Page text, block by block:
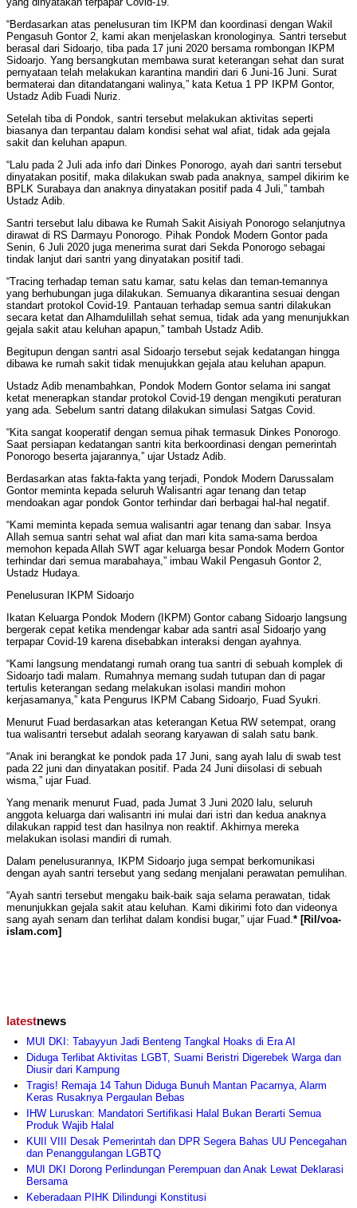
“Berdasarkan atas penelusuran tim IKPM dan koordinasi dengan Wakil
Pengasuh Gontor 2, kami akan menjelaskan kronologinya. Santri tersebut
berasal dari Sidoarjo, tiba pada 17 juni 2020 bersama rombongan IKPM
Sidoarjo. Yang bersangkutan membawa surat keterangan sehat dan surat
pernyataan telah melakukan karantina mandiri dari 6 Juni-16 Juni. Surat
bermaterai dan ditandatangani walinya,” kata Ketua 1 PP IKPM Gontor,
Ustadz Adib Fuadi Nuriz.
Setelah tiba di Pondok, santri tersebut melakukan aktivitas seperti
biasanya dan terpantau dalam kondisi sehat wal afiat, tidak ada gejala
sakit dan keluhan apapun.
“Lalu pada 2 Juli ada info dari Dinkes Ponorogo, ayah dari santri tersebut
dinyatakan positif, maka dilakukan swab pada anaknya, sampel dikirim ke
BPLK Surabaya dan anaknya dinyatakan positif pada 4 Juli,” tambah
Ustadz Adib.
Santri tersebut lalu dibawa ke Rumah Sakit Aisiyah Ponorogo selanjutnya
dirawat di RS Darmayu Ponorogo. Pihak Pondok Modern Gontor pada
Senin, 6 Juli 2020 juga menerima surat dari Sekda Ponorogo sebagai
tindak lanjut dari santri yang dinyatakan positif tadi.
“Tracing terhadap teman satu kamar, satu kelas dan teman-temannya
yang berhubungan juga dilakukan. Semuanya dikarantina sesuai dengan
standart protokol Covid-19. Pantauan terhadap semua santri dilakukan
secara ketat dan Alhamdulillah sehat semua, tidak ada yang menunjukkan
gejala sakit atau keluhan apapun,” tambah Ustadz Adib.
Begitupun dengan santri asal Sidoarjo tersebut sejak kedatangan hingga
dibawa ke rumah sakit tidak menujukkan gejala atau keluhan apapun.
Ustadz Adib menambahkan, Pondok Modern Gontor selama ini sangat
ketat menerapkan standar protokol Covid-19 dengan mengikuti peraturan
yang ada. Sebelum santri datang dilakukan simulasi Satgas Covid.
“Kita sangat kooperatif dengan semua pihak termasuk Dinkes Ponorogo.
Saat persiapan kedatangan santri kita berkoordinasi dengan pemerintah
Ponorogo beserta jajarannya,” ujar Ustadz Adib.
Berdasarkan atas fakta-fakta yang terjadi, Pondok Modern Darussalam
Gontor meminta kepada seluruh Walisantri agar tenang dan tetap
mendoakan agar pondok Gontor terhindar dari berbagai hal-hal negatif.
“Kami meminta kepada semua walisantri agar tenang dan sabar. Insya
Allah semua santri sehat wal afiat dan mari kita sama-sama berdoa
memohon kepada Allah SWT agar keluarga besar Pondok Modern Gontor
terhindar dari semua marabahaya,” imbau Wakil Pengasuh Gontor 2,
Ustadz Hudaya.
Penelusuran IKPM Sidoarjo
Ikatan Keluarga Pondok Modern (IKPM) Gontor cabang Sidoarjo langsung
bergerak cepat ketika mendengar kabar ada santri asal Sidoarjo yang
terpapar Covid-19 karena disebabkan interaksi dengan ayahnya.
“Kami langsung mendatangi rumah orang tua santri di sebuah komplek di
Sidoarjo tadi malam. Rumahnya memang sudah tutupan dan di pagar
tertulis keterangan sedang melakukan isolasi mandiri mohon
kerjasamanya,” kata Pengurus IKPM Cabang Sidoarjo, Fuad Syukri.
Menurut Fuad berdasarkan atas keterangan Ketua RW setempat, orang
tua walisantri tersebut adalah seorang karyawan di salah satu bank.
“Anak ini berangkat ke pondok pada 17 Juni, sang ayah lalu di swab test
pada 22 juni dan dinyatakan positif. Pada 24 Juni diisolasi di sebuah
wisma,” ujar Fuad.
Yang menarik menurut Fuad, pada Jumat 3 Juni 2020 lalu, seluruh
anggota keluarga dari walisantri ini mulai dari istri dan kedua anaknya
dilakukan rappid test dan hasilnya non reaktif. Akhirnya mereka
melakukan isolasi mandiri di rumah.
Dalam penelusurannya, IKPM Sidoarjo juga sempat berkomunikasi
dengan ayah santri tersebut yang sedang menjalani perawatan pemulihan.
“Ayah santri tersebut mengaku baik-baik saja selama perawatan, tidak
menunjukkan gejala sakit atau keluhan. Kami dikirimi foto dan videonya
sang ayah senam dan terlihat dalam kondisi bugar,” ujar Fuad.* [Ril/voa-
islam.com]
latestnews
MUI DKI: Tabayyun Jadi Benteng Tangkal Hoaks di Era AI
Diduga Terlibat Aktivitas LGBT, Suami Beristri Digerebek Warga dan
Diusir dari Kampung
Tragis! Remaja 14 Tahun Diduga Bunuh Mantan Pacarnya, Alarm
Keras Rusaknya Pergaulan Bebas
IHW Luruskan: Mandatori Sertifikasi Halal Bukan Berarti Semua
Produk Wajib Halal
KUII VIII Desak Pemerintah dan DPR Segera Bahas UU Pencegahan
dan Penanggulangan LGBTQ
MUI DKI Dorong Perlindungan Perempuan dan Anak Lewat Deklarasi
Bersama
Keberadaan PIHK Dilindungi Konstitusi